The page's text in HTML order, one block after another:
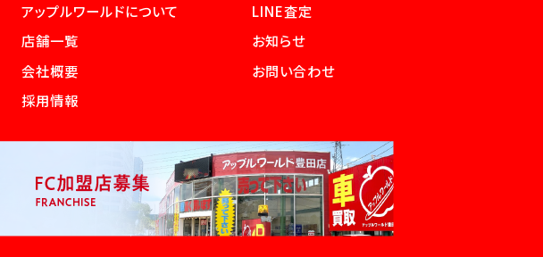
アップルワールドについて
店舗一覧
会社概要
採用情報
LINE査定
お知らせ
お問い合わせ